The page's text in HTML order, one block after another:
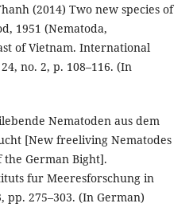
(2014) Two new species of
1951 (Nematoda,
of Vietnam. International
no. 2, p. 108–116. (In
Nematoden aus dem
[New freeliving Nematodes
German Bight].
fur Meeresforschung in
pp. 275–303. (In German)